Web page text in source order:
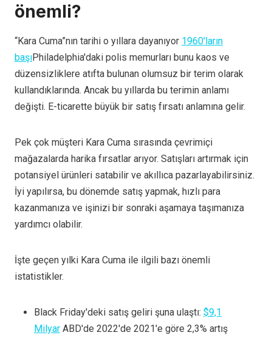
önemli?
“Kara Cuma”nın tarihi o yıllara dayanıyor 1960'ların
başıPhiladelphia'daki polis memurları bunu kaos ve
düzensizliklere atıfta bulunan olumsuz bir terim olarak
kullandıklarında. Ancak bu yıllarda bu terimin anlamı
değişti. E-ticarette büyük bir satış fırsatı anlamına gelir.
Pek çok müşteri Kara Cuma sırasında çevrimiçi
mağazalarda harika fırsatlar arıyor. Satışları artırmak için
potansiyel ürünleri satabilir ve akıllıca pazarlayabilirsiniz.
İyi yapılırsa, bu dönemde satış yapmak, hızlı para
kazanmanıza ve işinizi bir sonraki aşamaya taşımanıza
yardımcı olabilir.
İşte geçen yılki Kara Cuma ile ilgili bazı önemli
istatistikler.
Black Friday'deki satış geliri şuna ulaştı: $9,1
Milyar ABD'de 2022'de 2021'e göre 2,3% artış